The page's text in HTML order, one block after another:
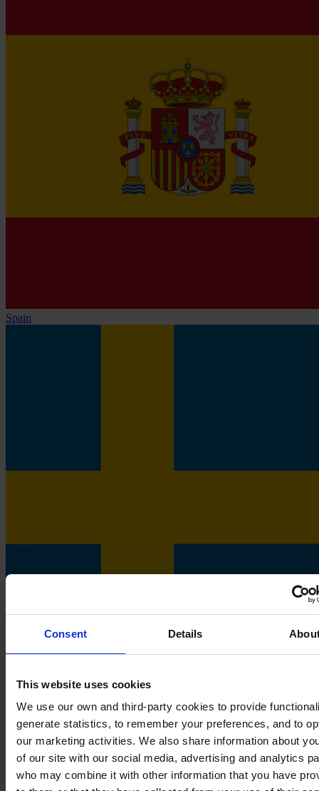
Consent Details
This website uses cookies
We use our own and third-party cookies to provide
generate statistics, to remember your preferences, and to
our marketing activities. We also share information about
of our site with our social media, advertising and analytics
who may combine it with other information that you have
Spain